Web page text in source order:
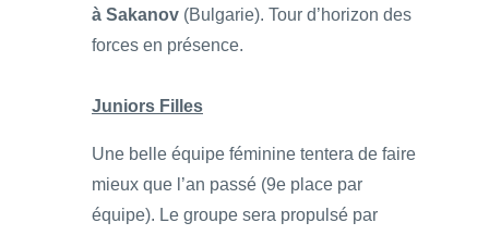
à Sakanov (Bulgarie). Tour d’horizon des
forces en présence.
Juniors Filles
Une belle équipe féminine tentera de faire
mieux que l’an passé (9e place par
équipe). Le groupe sera propulsé par